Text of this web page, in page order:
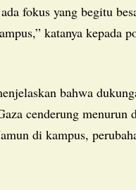
katanya kepada
cenderung menurun
di kampus,